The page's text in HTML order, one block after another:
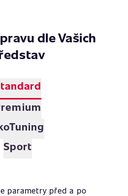
dle Vašich
Sport
parametry před a po